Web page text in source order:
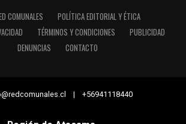
COMUNALES
POLÍTICA EDITORIAL Y ÉTICA
TÉRMINOS Y CONDICIONES
PUBLICIDAD
DENUNCIAS
CONTACTO
| +56941118440